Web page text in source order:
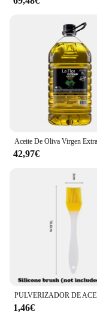
42,97€
1,46€